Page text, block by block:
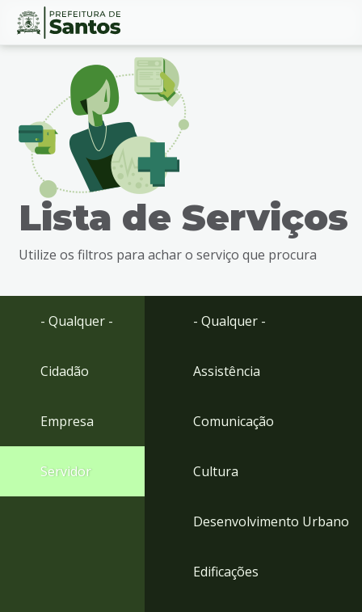
Ir
busca
Ir
Conteúdo
Lista de Serviços
Utilize os filtros para achar o serviço que procura
- Qualquer -
Cidadão
Empresa
Servidor
- Qualquer -
Assistência
Comunicação
Cultura
Desenvolvimento Urbano
Edificações